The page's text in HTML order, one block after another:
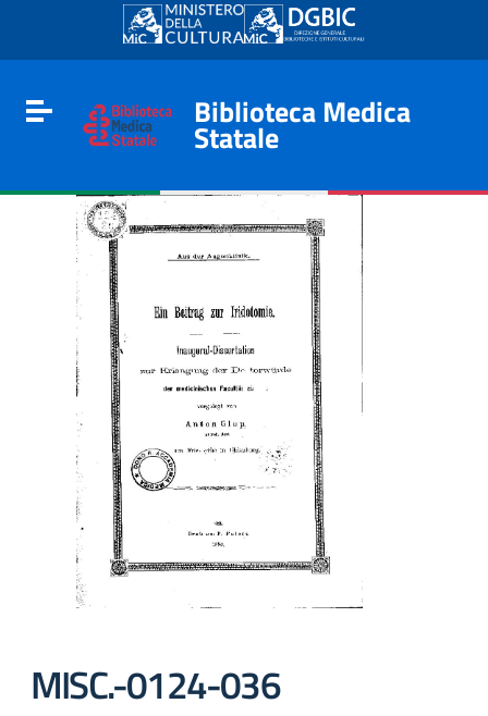
Go to content
Go to the navigation menu
Go to the footer
Toggle navigation
Biblioteca Medica
Statale
MISC.-0124-036